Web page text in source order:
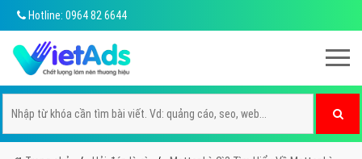
Hotline: 0964 82 6644